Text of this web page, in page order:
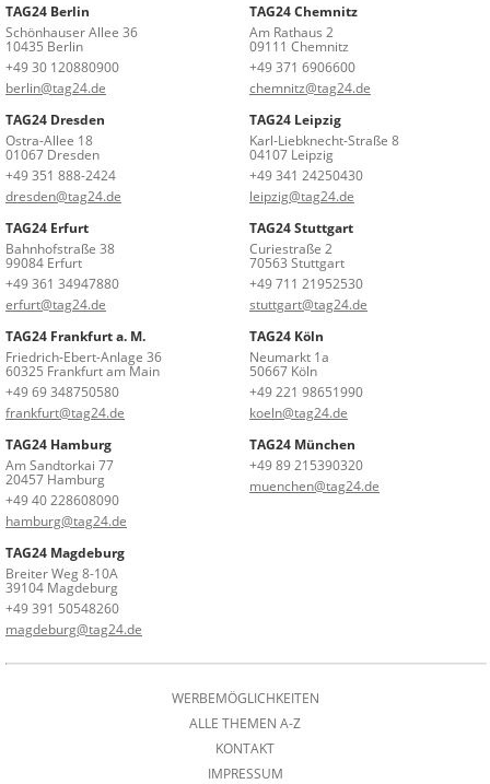
TAG24 Berlin
Schönhauser Allee 36
10435 Berlin
+49 30 120880900
berlin@tag24.de
TAG24 Chemnitz
Am Rathaus 2
09111 Chemnitz
+49 371 6906600
chemnitz@tag24.de
TAG24 Dresden
Ostra-Allee 18
01067 Dresden
+49 351 888-2424
dresden@tag24.de
TAG24 Leipzig
Karl-Liebknecht-Straße 8
04107 Leipzig
+49 341 24250430
leipzig@tag24.de
TAG24 Erfurt
Bahnhofstraße 38
99084 Erfurt
+49 361 34947880
erfurt@tag24.de
TAG24 Stuttgart
Curiestraße 2
70563 Stuttgart
+49 711 21952530
stuttgart@tag24.de
TAG24 Frankfurt a. M.
Friedrich-Ebert-Anlage 36
60325 Frankfurt am Main
+49 69 348750580
frankfurt@tag24.de
TAG24 Köln
Neumarkt 1a
50667 Köln
+49 221 98651990
koeln@tag24.de
TAG24 Hamburg
Am Sandtorkai 77
20457 Hamburg
+49 40 228608090
hamburg@tag24.de
TAG24 München
+49 89 215390320
muenchen@tag24.de
TAG24 Magdeburg
Breiter Weg 8-10A
39104 Magdeburg
+49 391 50548260
magdeburg@tag24.de
WERBEMÖGLICHKEITEN
ALLE THEMEN A-Z
KONTAKT
IMPRESSUM